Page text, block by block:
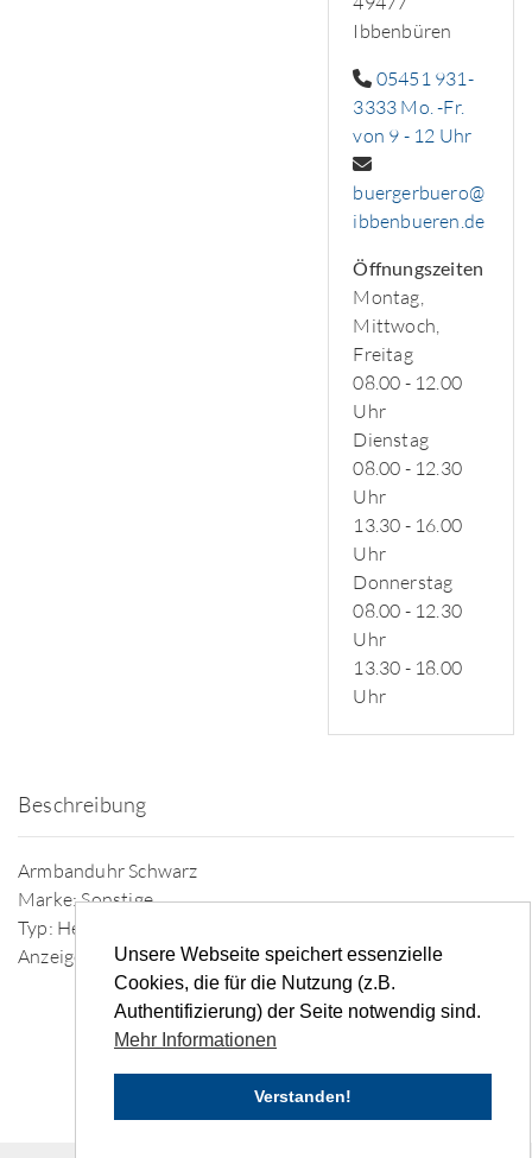
Unsere Webseite speichert essenzielle
Cookies, die für die Nutzung (z.B.
Authentifizierung) der Seite notwendig sind.
Mehr Informationen
Verstanden!
Ibbenbüren
05451 931-
3333 Mo. -Fr.
von 9 - 12 Uhr
buergerbuero@
ibbenbueren.de
Öffnungszeiten
Montag,
Mittwoch,
Freitag
08.00 - 12.00
Uhr
Dienstag
08.00 - 12.30
Uhr
13.30 - 16.00
Uhr
Donnerstag
08.00 - 12.30
Uhr
13.30 - 18.00
Uhr
Beschreibung
Armbanduhr Schwarz
Marke: Sonstige
Typ: Herren
Anzeige: Analog